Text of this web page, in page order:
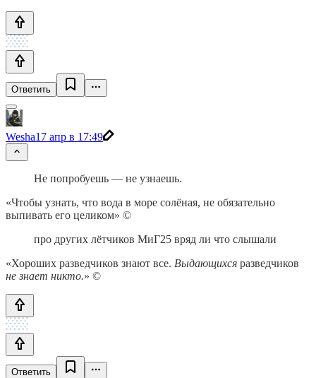
Ответить
Wesha17 апр в 17:49
Не попробуешь — не узнаешь.
«Чтобы узнать, что вода в море солёная, не обязательно
выпивать его целиком» ©
про других лётчиков МиГ25 вряд ли что слышали
«Хороших разведчиков знают все. Выдающихся разведчиков
не знает никто.» ©
Ответить